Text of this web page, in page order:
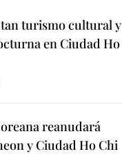
turismo cultural y
en Ciudad Ho
reanudará
y Ciudad Ho Chi